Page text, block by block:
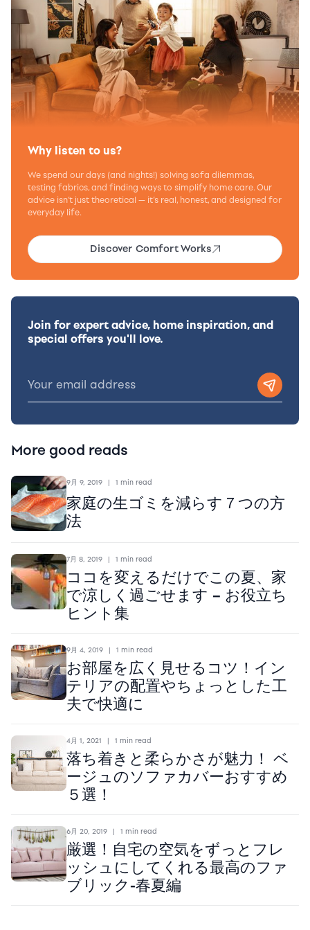
Why listen to us?
We spend our days (and nights!) solving sofa dilemmas,
testing fabrics, and finding ways to simplify home care. Our
advice isn’t just theoretical — it’s real, honest, and designed for
everyday life.
Discover Comfort Works
Join for expert advice, home inspiration, and
special offers you'll love.
More good reads
9月 9, 2019 | 1 min read
家庭の生ゴミを減らす７つの方
法
7月 8, 2019 | 1 min read
ココを変えるだけでこの夏、家
で涼しく過ごせます – お役立ち
ヒント集
9月 4, 2019 | 1 min read
お部屋を広く見せるコツ！イン
テリアの配置やちょっとした工
夫で快適に
4月 1, 2021 | 1 min read
落ち着きと柔らかさが魅力！ ベ
ージュのソファカバーおすすめ
５選！
6月 20, 2019 | 1 min read
厳選！自宅の空気をずっとフレ
ッシュにしてくれる最高のファ
ブリック-春夏編